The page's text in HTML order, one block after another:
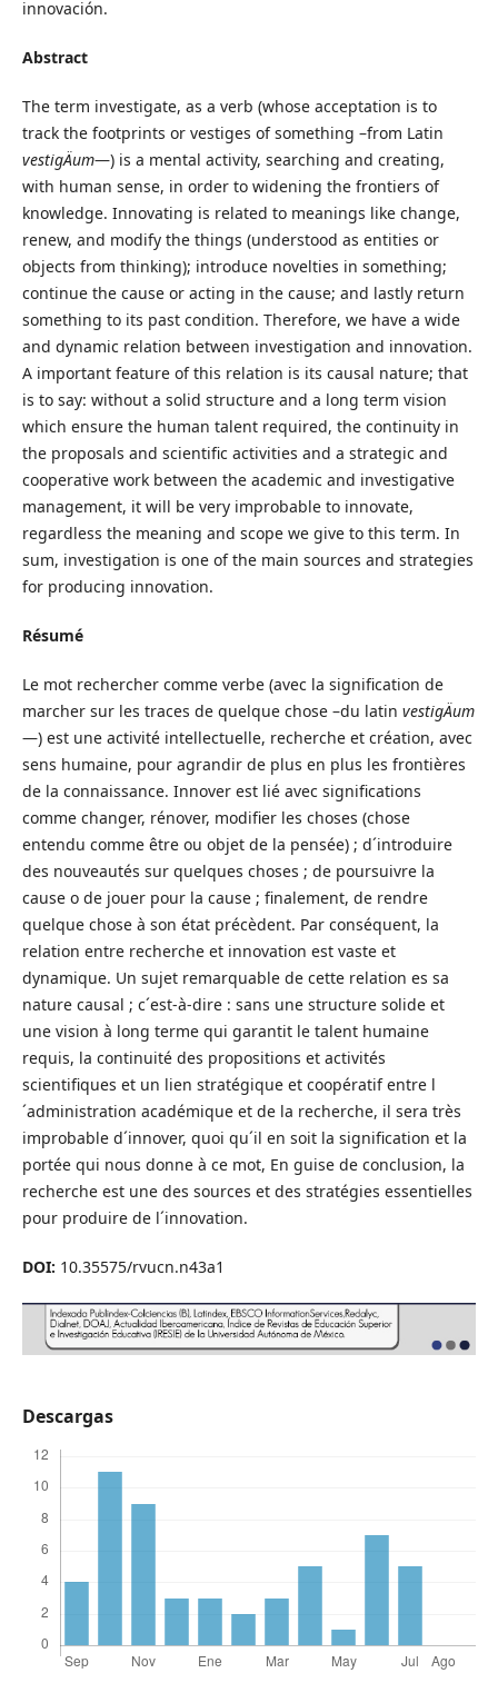
innovación.
Abstract
The term investigate, as a verb (whose acceptation is to
track the footprints or vestiges of something –from Latin
vestigÄ­um—) is a mental activity, searching and creating,
with human sense, in order to widening the frontiers of
knowledge. Innovating is related to meanings like change,
renew, and modify the things (understood as entities or
objects from thinking); introduce novelties in something;
continue the cause or acting in the cause; and lastly return
something to its past condition. Therefore, we have a wide
and dynamic relation between investigation and innovation.
A important feature of this relation is its causal nature; that
is to say: without a solid structure and a long term vision
which ensure the human talent required, the continuity in
the proposals and scientific activities and a strategic and
cooperative work between the academic and investigative
management, it will be very improbable to innovate,
regardless the meaning and scope we give to this term. In
sum, investigation is one of the main sources and strategies
for producing innovation.
Résumé
Le mot rechercher comme verbe (avec la signification de
marcher sur les traces de quelque chose –du latin vestigÄ­um
—) est une activité intellectuelle, recherche et création, avec
sens humaine, pour agrandir de plus en plus les frontières
de la connaissance. Innover est lié avec significations
comme changer, rénover, modifier les choses (chose
entendu comme être ou objet de la pensée) ; d´introduire
des nouveautés sur quelques choses ; de poursuivre la
cause o de jouer pour la cause ; finalement, de rendre
quelque chose à son état précèdent. Par conséquent, la
relation entre recherche et innovation est vaste et
dynamique. Un sujet remarquable de cette relation es sa
nature causal ; c´est-à-dire : sans une structure solide et
une vision à long terme qui garantit le talent humaine
requis, la continuité des propositions et activités
scientifiques et un lien stratégique et coopératif entre l
´administration académique et de la recherche, il sera très
improbable d´innover, quoi qu´il en soit la signification et la
portée qui nous donne à ce mot, En guise de conclusion, la
recherche est une des sources et des stratégies essentielles
pour produire de l´innovation.
DOI: 10.35575/rvucn.n43a1
Descargas